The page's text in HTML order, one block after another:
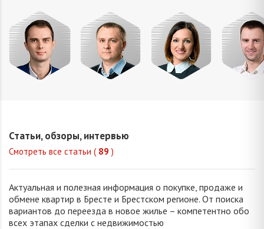
Статьи, обзоры, интервью
Смотреть все статьи ( 89 )
Актуальная и полезная информация о покупке, продаже и
обмене квартир в Бресте и Брестском регионе. От поиска
вариантов до переезда в новое жилье – компетентно обо
всех этапах сделки с недвижимостью